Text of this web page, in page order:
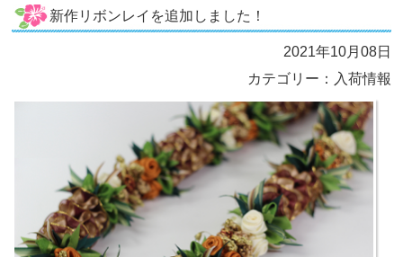
新作リボンレイを追加しました！
2021年10月08日
カテゴリー：入荷情報